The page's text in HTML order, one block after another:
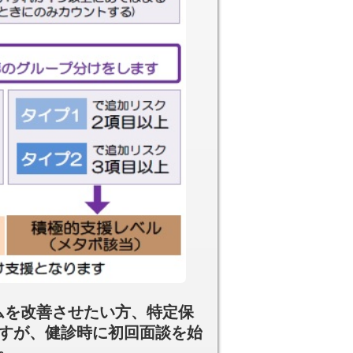
改善させたい方、特定保
が、健診時に初回面談を始